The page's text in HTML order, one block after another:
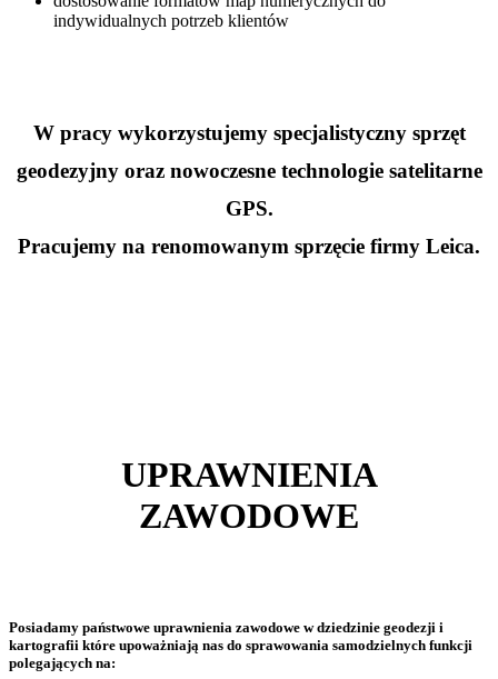
indywidualnych potrzeb klientów
W pracy wykorzystujemy specjalistyczny sprzęt
geodezyjny oraz nowoczesne technologie satelitarne
GPS.
Pracujemy na renomowanym sprzęcie firmy Leica.
UPRAWNIENIA
ZAWODOWE
Posiadamy państwowe uprawnienia zawodowe w dziedzinie geodezji i
kartografii które upoważniają nas do sprawowania samodzielnych funkcji
polegających na: